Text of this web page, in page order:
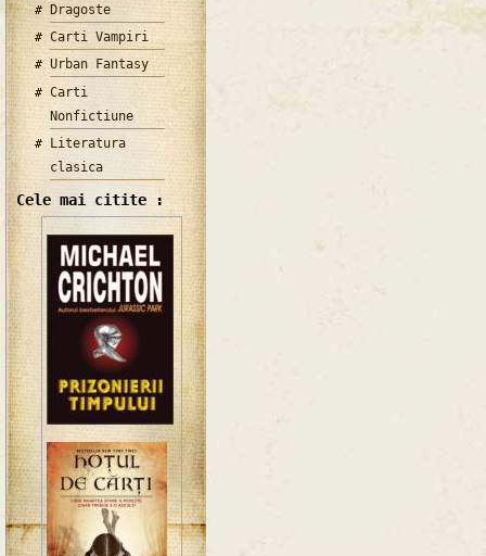
Dragoste
Carti Vampiri
Urban Fantasy
Carti
Nonfictiune
Literatura
clasica
Cele mai citite :